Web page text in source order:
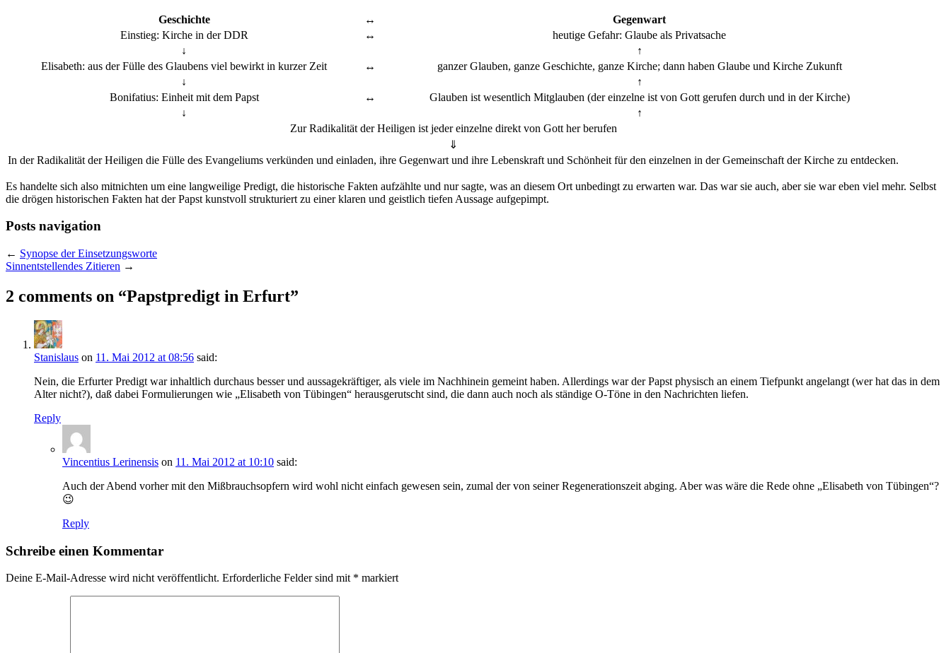
Geschichte ↔
Gegenwart
Einstieg: Kirche in der DDR
↔
heutige Gefahr: Glaube als Privatsache
↓
↑
Elisabeth: aus der Fülle des Glaubens viel bewirkt in kurzer Zeit
↔
ganzer Glauben, ganze Geschichte, ganze Kirche; dann haben Glaube und Kirche Zukunft
↓
↑
Bonifatius: Einheit mit dem Papst
↔
Glauben ist wesentlich Mitglauben (der einzelne ist von Gott gerufen durch und in der Kirche)
↓
↑
Zur Radikalität der Heiligen ist jeder einzelne direkt von Gott her berufen
⇓
In der Radikalität der Heiligen die Fülle des Evangeliums verkünden und einladen, ihre Gegenwart und ihre Lebenskraft und Schönheit für den einzelnen in der Gemeinschaft der Kirche zu entdecken.
Es handelte sich also mitnichten um eine langweilige Predigt, die historische Fakten aufzählte und nur sagte, was an diesem Ort unbedingt zu erwarten war. Das war sie auch, aber sie war eben viel mehr. Selbst
die drögen historischen Fakten hat der Papst kunstvoll strukturiert zu einer klaren und geistlich tiefen Aussage aufgepimpt.
Posts navigation
← Synopse der Einsetzungsworte
Sinnentstellendes Zitieren →
2 comments on “Papstpredigt in Erfurt”
Stanislaus on 11. Mai 2012 at 08:56 said:
Nein, die Erfurter Predigt war inhaltlich durchaus besser und aussagekräftiger, als viele im Nachhinein gemeint haben. Allerdings war der Papst physisch an einem Tiefpunkt angelangt (wer hat das in dem
Alter nicht?), daß dabei Formulierungen wie „Elisabeth von Tübingen“ herausgerutscht sind, die dann auch noch als ständige O-Töne in den Nachrichten liefen.
Reply
Vincentius Lerinensis on 11. Mai 2012 at 10:10 said:
Auch der Abend vorher mit den Mißbrauchsopfern wird wohl nicht einfach gewesen sein, zumal der von seiner Regenerationszeit abging. Aber was wäre die Rede ohne „Elisabeth von Tübingen“?
😉
Reply
Schreibe einen Kommentar
Deine E-Mail-Adresse wird nicht veröffentlicht. Erforderliche Felder sind mit * markiert